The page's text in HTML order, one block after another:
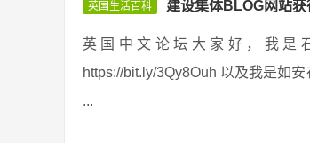
英国生活百科 建设集体BLOG网站获
英国中文论坛大家好，我是
https://bit.ly/3Qy8Ouh 以及我是如
...